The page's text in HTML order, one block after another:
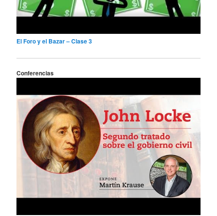
El Foro y el Bazar – Clase 3
Conferencias